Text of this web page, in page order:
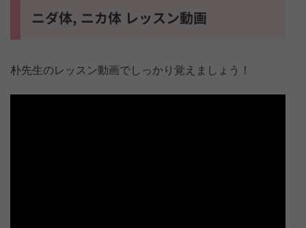
ニダ体, ニカ体 レッスン動画
朴先生のレッスン動画でしっかり覚えましょう！